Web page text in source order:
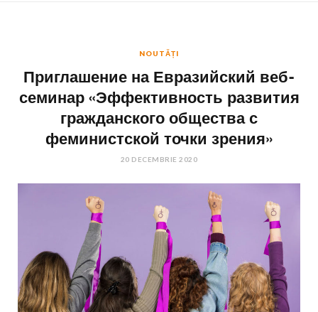
NOUTĂȚI
Приглашение на Евразийский веб-
семинар «Эффективность развития
гражданского общества с
феминистской точки зрения»
20 DECEMBRIE 2020